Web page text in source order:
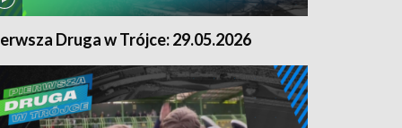
Druga w Trójce: 29.05.2026